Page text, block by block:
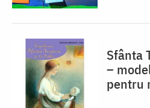
Sfânta
–
pentru